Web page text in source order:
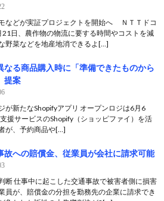
などが実証プロジェクトを開始へ ＮＴＴドコ
21日、農作物の物流に要する時間やコストを減
野菜などを地産地消できるよ[…]
なる商品購入時に「準備できたものから
提案
が新たなShopifyアプリ オープンロジは6月6
援サービスのShopify（ショッピファイ）を活
が、予約商品や[…]
故への賠償金、従業員が会社に請求可能
断 仕事中に起こした交通事故で被害者側に損害
員が、賠償金の分担を勤務先の企業に請求でき